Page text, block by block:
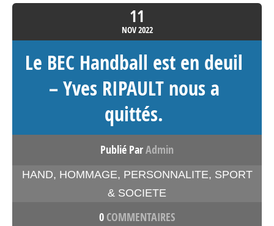
11
NOV2022
Le BEC Handball est en deuil
– Yves RIPAULT nous a
quittés.
Publié ParAdmin
HAND, HOMMAGE, PERSONNALITE, SPORT
& SOCIETE
0 COMMENTAIRES